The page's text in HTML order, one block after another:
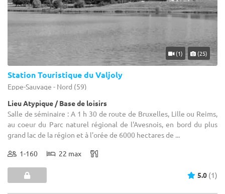
(1) (25)
Station Touristique du Valjoly
Eppe-Sauvage - Nord (59)
Lieu Atypique / Base de loisirs
Salle de séminaire : A 1 h 30 de route de Bruxelles, Lille ou Reims,
au coeur du Parc naturel régional de l'Avesnois, en bord du plus
grand lac de la région et à l'orée de 6000 hectares de ...
1-160 22 max
5.0 (1)